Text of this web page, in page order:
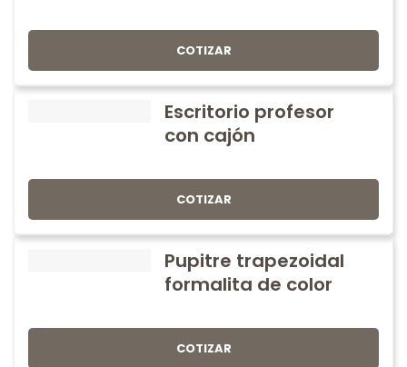
COTIZAR
Escritorio profesor
con cajón
COTIZAR
Pupitre trapezoidal
formalita de color
COTIZAR